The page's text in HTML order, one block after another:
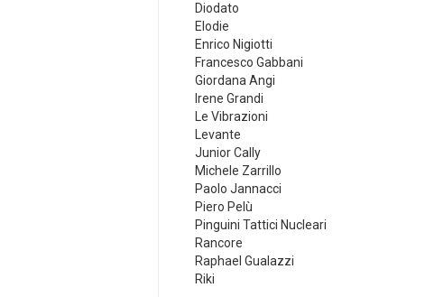
Diodato
Elodie
Enrico Nigiotti
Francesco Gabbani
Giordana Angi
Irene Grandi
Le Vibrazioni
Levante
Junior Cally
Michele Zarrillo
Paolo Jannacci
Piero Pelù
Pinguini Tattici Nucleari
Rancore
Raphael Gualazzi
Riki